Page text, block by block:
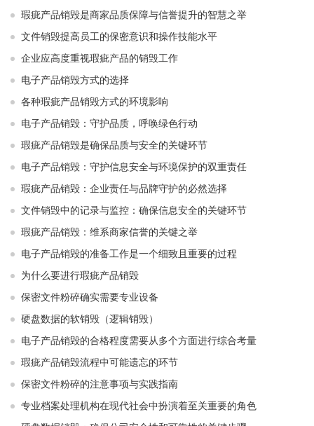
瑕疵产品销毁是商家品质保障与信誉提升的智慧之举
文件销毁提高员工的保密意识和操作技能水平
企业应高度重视瑕疵产品的销毁工作
电子产品销毁方式的选择
各种瑕疵产品销毁方式的环境影响
电子产品销毁：守护品质，呼唤绿色行动
瑕疵产品销毁是确保品质与安全的关键环节
电子产品销毁：守护信息安全与环境保护的双重责任
瑕疵产品销毁：企业责任与品牌守护的必然选择
文件销毁中的记录与监控：确保信息安全的关键环节
瑕疵产品销毁：维系商家信誉的关键之举
电子产品销毁的准备工作是一个细致且重要的过程
为什么要进行瑕疵产品销毁
保密文件粉碎确实需要专业设备
硬盘数据的软销毁（逻辑销毁）
电子产品销毁的合格程度需要从多个方面进行综合考量
瑕疵产品销毁流程中可能遗忘的环节
保密文件粉碎的注意事项与实践指南
专业档案处理机构在现代社会中扮演着至关重要的角色